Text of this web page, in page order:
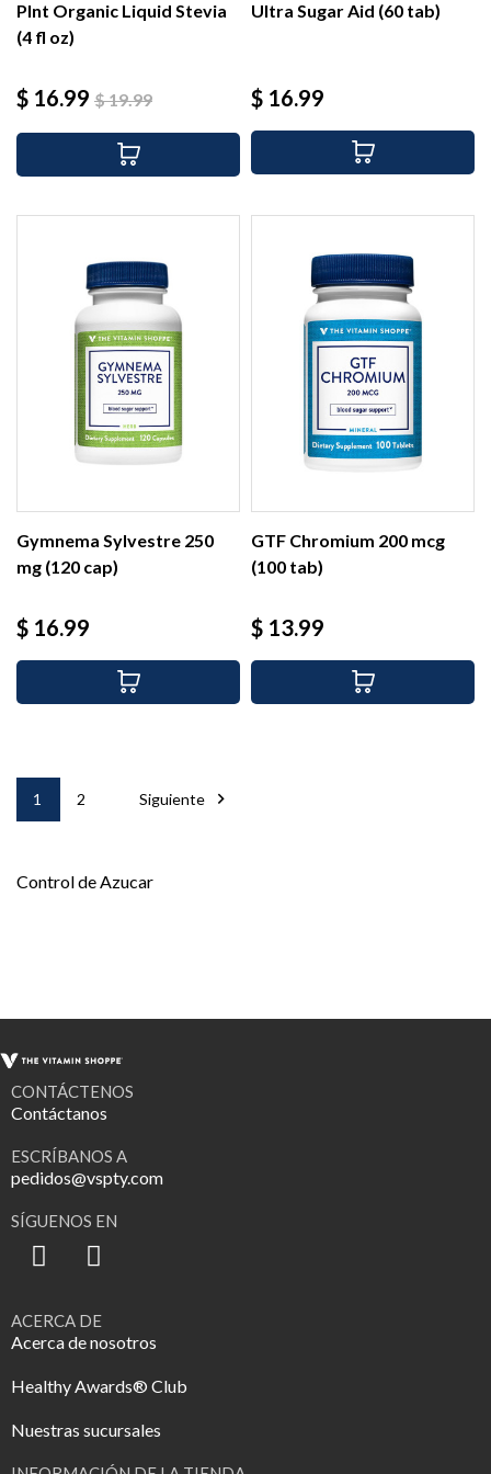
Plnt Organic Liquid Stevia
(4 fl oz)
Precio
$ 16.99 Precio
$ 19.99
Ultra Sugar Aid (60 tab)
Precio
$ 16.99
Gymnema Sylvestre 250
mg (120 cap)
Precio
$ 16.99
GTF Chromium 200 mcg
(100 tab)
Precio
$ 13.99
1 2 Siguiente 
Control de Azucar
CONTÁCTENOS
Contáctanos
ESCRÍBANOS A
pedidos@vspty.com
SÍGUENOS EN
ACERCA DE
Acerca de nosotros
Healthy Awards® Club
Nuestras sucursales